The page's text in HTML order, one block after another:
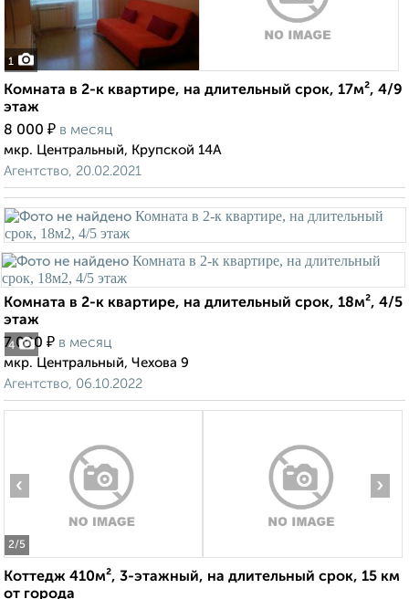
1
Комната в 2-к квартире, на длительный срок, 17м², 4/9
этаж
8 000 ₽ в месяц
мкр. Центральный, Крупской 14А
Агентство, 20.02.2021
4
Комната в 2-к квартире, на длительный срок, 18м², 4/5
этаж
7 000 ₽ в месяц
мкр. Центральный, Чехова 9
Агентство, 06.10.2022
2/5
‹ ›
Коттедж 410м², 3-этажный, на длительный срок, 15 км
от города